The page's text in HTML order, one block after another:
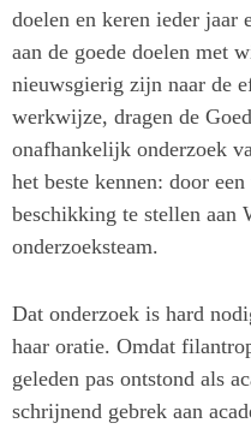
doelen en keren ieder jaar
aan de goede doelen met
nieuwsgierig zijn naar de
werkwijze, dragen de
onafhankelijk onderzoek
het beste kennen: door
beschikking te stellen aan
onderzoeksteam.
Dat onderzoek is hard
haar oratie. Omdat
geleden pas ontstond als
schrijnend gebrek aan